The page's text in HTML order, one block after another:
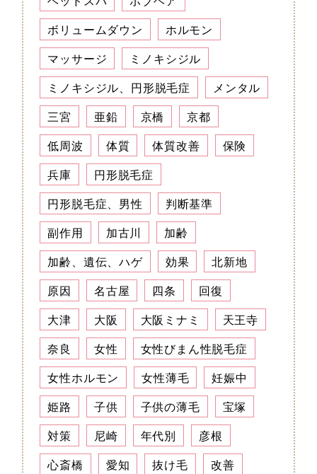
ボリュームダウン
ホルモン
マッサージ
ミノキシジル
ミノキシジル、円形脱毛症
メンタル
三宮
亜鉛 京橋
京都
低周波
体質 体質改善
保険
兵庫
円形脱毛症
円形脱毛症、男性
判断基準
副作用
加古川
加齢
加齢、遺伝、ハゲ
効果
北新地
原因
名古屋 四条
回復
大津
大阪 大阪ミナミ
天王寺
奈良
女性
女性びまん性脱毛症
女性ホルモン
女性薄毛
妊娠中
姫路
子供 子供の薄毛
宝塚
対策
尼崎 年代別
彦根
心斎橋
愛知 抜け毛
改善